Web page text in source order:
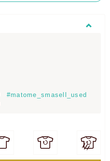
#matome_smasell_used